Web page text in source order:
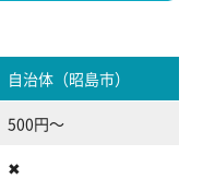
自治体（昭島市）
500円～
✖